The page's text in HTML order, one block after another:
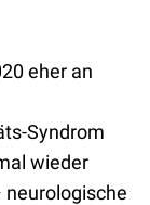
eher an
Syndrom
wieder
neurologische